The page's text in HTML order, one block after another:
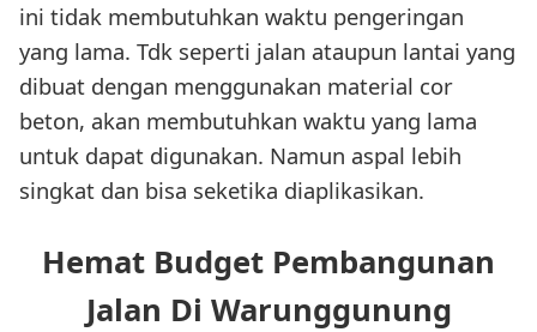
ini tidak membutuhkan waktu pengeringan
yang lama. Tdk seperti jalan ataupun lantai yang
dibuat dengan menggunakan material cor
beton, akan membutuhkan waktu yang lama
untuk dapat digunakan. Namun aspal lebih
singkat dan bisa seketika diaplikasikan.
Hemat Budget Pembangunan
Jalan Di Warunggunung